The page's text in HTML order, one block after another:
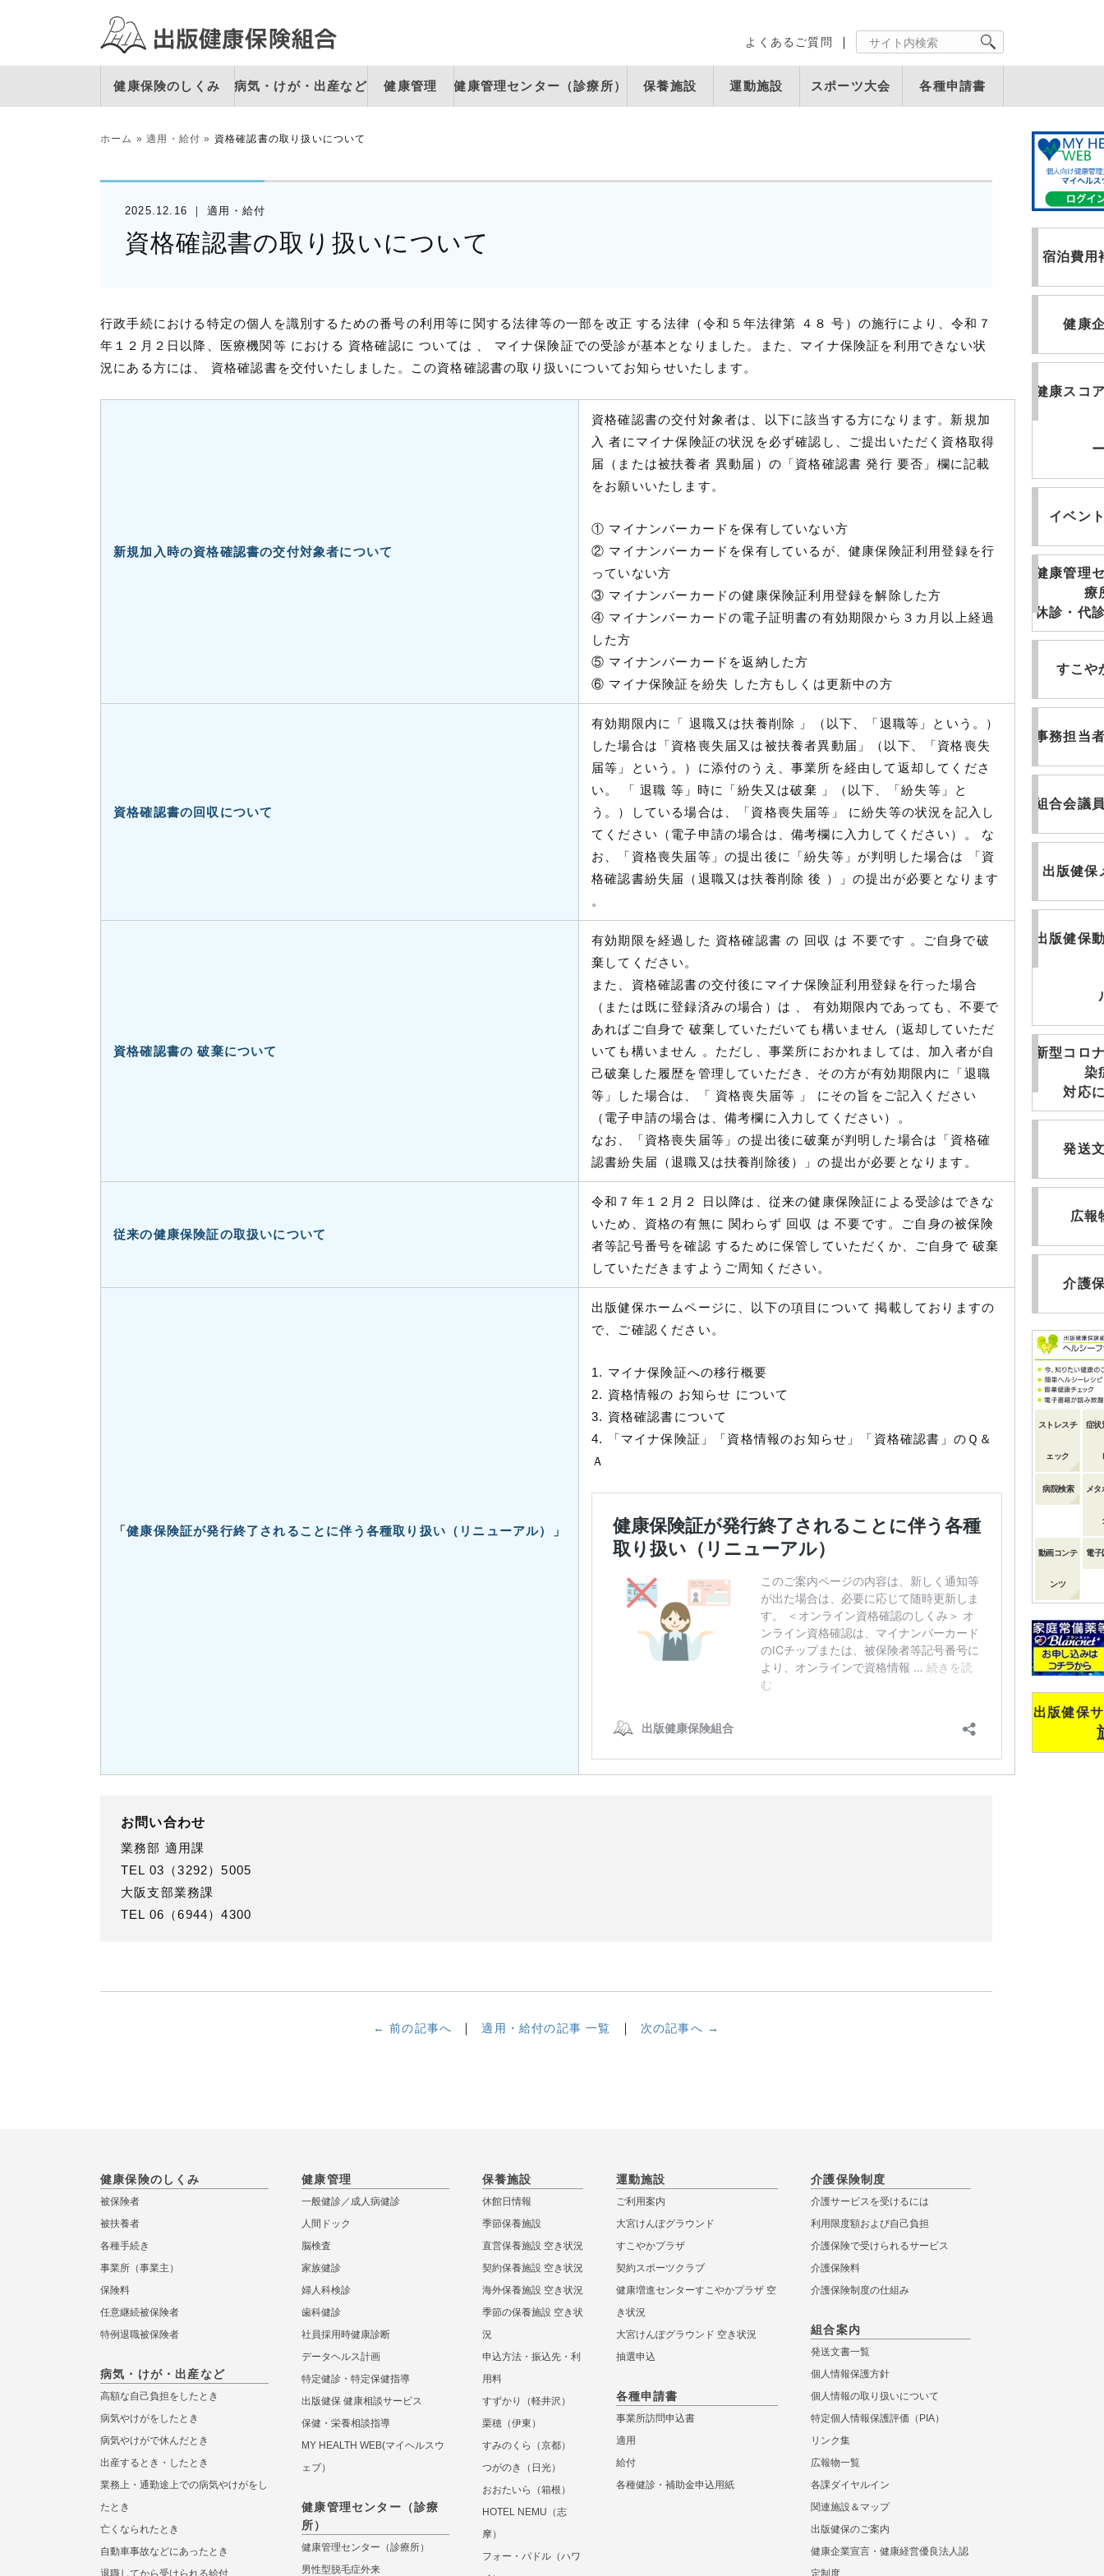
よくあるご質問
健康保険のしくみ 病気・けが・出産など 健康管理 健康管理センター（診療所） 保養施設 運動施設 スポーツ大会 各種申請書
ホーム »適用・給付 » 資格確認書の取り扱いについて
2025.12.16 適用・給付
資格確認書の取り扱いについて
行政手続における特定の個人を識別するための番号の利用等に関する法律等の一部を改正 する法律（令和５年法律第 ４８ 号）の施行により、令和７
年１２月２日以降、医療機関等 における 資格確認に ついては 、 マイナ保険証での受診が基本となりました。また、マイナ保険証を利用できない状
況にある方には、 資格確認書を交付いたしました。この資格確認書の取り扱いについてお知らせいたします。
新規加入時の資格確認書の交付対象者について
資格確認書の交付対象者は、以下に該当する方になります。新規加
入 者にマイナ保険証の状況を必ず確認し、ご提出いただく資格取得
届（または被扶養者 異動届）の「資格確認書 発行 要否」欄に記載
をお願いいたします。
① マイナンバーカードを保有していない方
② マイナンバーカードを保有しているが、健康保険証利用登録を行
っていない方
③ マイナンバーカードの健康保険証利用登録を解除した方
④ マイナンバーカードの電子証明書の有効期限から３カ月以上経過
した方
⑤ マイナンバーカードを返納した方
⑥ マイナ保険証を紛失 した方もしくは更新中の方
資格確認書の回収について
有効期限内に「 退職又は扶養削除 」（以下、「退職等」という。）
した場合は「資格喪失届又は被扶養者異動届」（以下、「資格喪失
届等」という。）に添付のうえ、事業所を経由して返却してくださ
い。 「 退職 等」時に「紛失又は破棄 」（以下、「紛失等」と
う。）している場合は、「資格喪失届等」 に紛失等の状況を記入し
てください（電子申請の場合は、備考欄に入力してください）。 な
お、「資格喪失届等」の提出後に「紛失等」が判明した場合は 「資
格確認書紛失届（退職又は扶養削除 後 ）」の提出が必要となります
。
資格確認書の 破棄について
有効期限を経過した 資格確認書 の 回収 は 不要です 。ご自身で破
棄してください。
また、資格確認書の交付後にマイナ保険証利用登録を行った場合
（または既に登録済みの場合）は 、 有効期限内であっても、不要で
あればご自身で 破棄していただいても構いません（返却していただ
いても構いません 。ただし、事業所におかれましては、加入者が自
己破棄した履歴を管理していただき、その方が有効期限内に「退職
等」した場合は、「 資格喪失届等 」 にその旨をご記入ください
（電子申請の場合は、備考欄に入力してください）。
なお、「資格喪失届等」の提出後に破棄が判明した場合は「資格確
認書紛失届（退職又は扶養削除後）」の提出が必要となります。
従来の健康保険証の取扱いについて
令和７年１２月２ 日以降は、従来の健康保険証による受診はできな
いため、資格の有無に 関わらず 回収 は 不要です。ご自身の被保険
者等記号番号を確認 するために保管していただくか、ご自身で 破棄
していただきますようご周知ください。
「健康保険証が発行終了されることに伴う各種取り扱い（リニューアル）」
出版健保ホームページに、以下の項目について 掲載しておりますの
で、ご確認ください。
1. マイナ保険証への移行概要
2. 資格情報の お知らせ について
3. 資格確認書について
4. 「マイナ保険証」「資格情報のお知らせ」「資格確認書」のＱ＆
Ａ
お問い合わせ
業務部 適用課
TEL 03（3292）5005
大阪支部業務課
TEL 06（6944）4300
← 前の記事へ 適用・給付の記事 一覧 次の記事へ →
宿泊費用
健康
健康スコ
イベン
健康管理
療
休診・代
すこや
事務担当
組合会議
出版健保
出版健保
新型コロ
染
対応
発送
広報
介護
ストレスチ
ェック
症状
病院検索 メタ
動画コンテ
ンツ
電子
出版健保
健康保険のしくみ
被保険者
被扶養者
各種手続き
事業所（事業主）
保険料
任意継続被保険者
特例退職被保険者
病気・けが・出産など
高額な自己負担をしたとき
病気やけがをしたとき
病気やけがで休んだとき
出産するとき・したとき
業務上・通勤途上での病気やけがをし
たとき
亡くなられたとき
自動車事故などにあったとき
退職してから受けられる給付
健康管理
一般健診／成人病健診
人間ドック
脳検査
家族健診
婦人科検診
歯科健診
社員採用時健康診断
データヘルス計画
特定健診・特定保健指導
出版健保 健康相談サービス
保健・栄養相談指導
MY HEALTH WEB(マイヘルスウ
ェブ）
健康管理センター（診療
所）
健康管理センター（診療所）
男性型脱毛症外来
保養施設
休館日情報
季節保養施設
直営保養施設 空き状況
契約保養施設 空き状況
海外保養施設 空き状況
季節の保養施設 空き状
況
申込方法・振込先・利
用料
すずかり（軽井沢）
栗穂（伊東）
すみのくら（京都）
つがのき（日光）
おおたいら（箱根）
HOTEL NEMU（志
摩）
フォー・パドル（ハワ
運動施設
ご利用案内
大宮けんぽグラウンド
すこやかプラザ
契約スポーツクラブ
健康増進センターすこやかプラザ 空
き状況
大宮けんぽグラウンド 空き状況
抽選申込
各種申請書
事業所訪問申込書
適用
給付
各種健診・補助金申込用紙
介護保険制度
介護サービスを受けるには
利用限度額および自己負担
介護保険で受けられるサービス
介護保険料
介護保険制度の仕組み
組合案内
発送文書一覧
個人情報保護方針
個人情報の取り扱いについて
特定個人情報保護評価（PIA）
リンク集
広報物一覧
各課ダイヤルイン
関連施設＆マップ
出版健保のご案内
健康企業宣言・健康経営優良法人認
定制度